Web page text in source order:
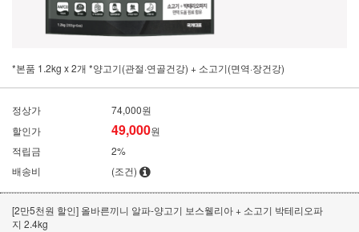
*본품 1.2kg x 2개 *양고기(관절·연골건강) + 소고기(면역·장건강)
정상가
74,000원
할인가
49,000원
적립금
2%
배송비
(조건)
[2만5천원 할인] 올바른끼니 알파-양고기 보스웰리아 + 소고기 박테리오파
지 2.4kg